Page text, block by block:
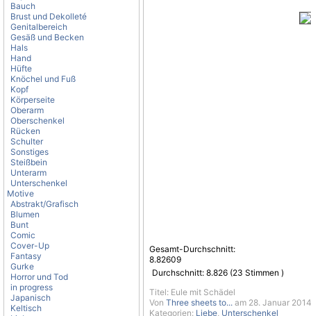
Bauch
Brust und Dekolleté
Genitalbereich
Gesäß und Becken
Hals
Hand
Hüfte
Knöchel und Fuß
Kopf
Körperseite
Oberarm
Oberschenkel
Rücken
Schulter
Sonstiges
Steißbein
Unterarm
Unterschenkel
Motive
Abstrakt/Grafisch
Blumen
Bunt
Comic
Cover-Up
Fantasy
Gurke
Horror und Tod
in progress
Japanisch
Keltisch
Gesamt-Durchschnitt:
8.82609
Durchschnitt: 8.826 (23 Stimmen )
Titel: Eule mit Schädel
Von Three sheets to... am 28. Januar
Kategorien: Liebe, Unterschenkel